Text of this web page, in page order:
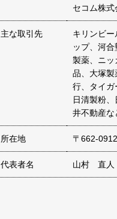
セコム株式
主な取引先
キリンビ
ップ、河
製薬、ニッ
品、大塚製
行、タイガ
日清製粉
井不動産な
所在地 〒662-
代表者名 山村 直人